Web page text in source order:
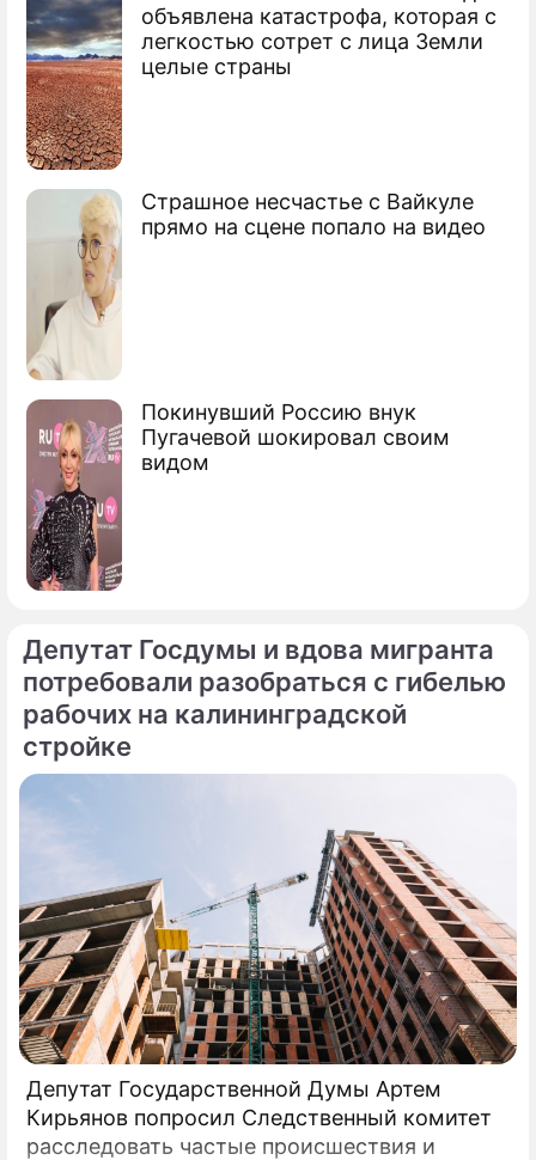
объявлена катастрофа, которая с
легкостью сотрет с лица Земли
целые страны
Страшное несчастье с Вайкуле
прямо на сцене попало на видео
Покинувший Россию внук
Пугачевой шокировал своим
видом
Путину показали план спасения
AirUnion
Депутат Госдумы и вдова мигранта
потребовали разобраться с гибелью
рабочих на калининградской
стройке
Депутат Государственной Думы Артем
Кирьянов попросил Следственный комитет
расследовать частые происшествия и